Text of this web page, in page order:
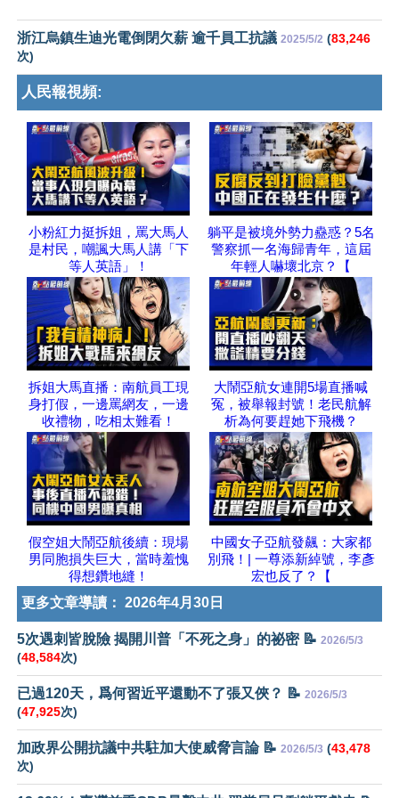
浙江烏鎮生迪光電倒閉欠薪 逾千員工抗議 2025/5/2 (83,246
次)
人民報視頻:
小粉紅力挺拆姐，罵大馬人
是村民，嘲諷大馬人講「下
等人英語」！
躺平是被境外勢力蠱惑？5名
警察抓一名海歸青年，這屆
年輕人嚇壞北京？【
拆姐大馬直播：南航員工現
身打假，一邊罵網友，一邊
收禮物，吃相太難看！
大鬧亞航女連開5場直播喊
冤，被舉報封號！老民航解
析為何要趕她下飛機？
假空姐大鬧亞航後續：現場
男同胞損失巨大，當時羞愧
得想鑽地縫！
中國女子亞航發飆：大家都
別飛！| 一尊添新綽號，李彥
宏也反了？【
更多文章導讀： 2026年4月30日
5次遇刺皆脫險 揭開川普「不死之身」的祕密 📝 2026/5/3
(48,584次)
已過120天，爲何習近平還動不了張又俠？ 📝 2026/5/3
(47,925次)
加政界公開抗議中共駐加大使威脅言論 📝 2026/5/3 (43,478
次)